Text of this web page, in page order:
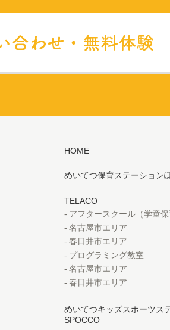
HOME
めいてつ保育ステーション
TELACO
アフタースクール（学童保
名古屋市エリア
春日井市エリア
プログラミング教室
名古屋市エリア
春日井市エリア
めいてつキッズスポーツス
SPOCCO